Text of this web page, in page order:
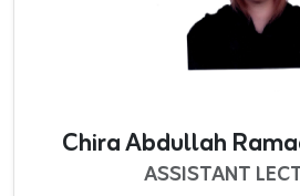
ASSISTANT